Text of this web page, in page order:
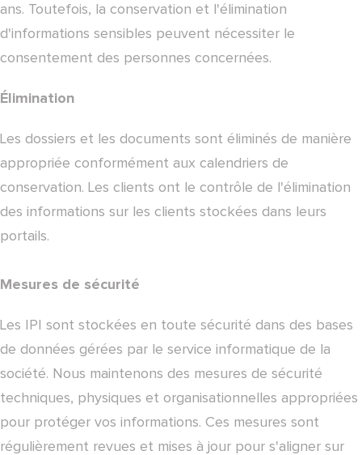
ans. Toutefois, la conservation et l'élimination
d'informations sensibles peuvent nécessiter le
consentement des personnes concernées.
Élimination
Les dossiers et les documents sont éliminés de manière
appropriée conformément aux calendriers de
conservation. Les clients ont le contrôle de l'élimination
des informations sur les clients stockées dans leurs
portails.
Mesures de sécurité
Les IPI sont stockées en toute sécurité dans des bases
de données gérées par le service informatique de la
société. Nous maintenons des mesures de sécurité
techniques, physiques et organisationnelles appropriées
pour protéger vos informations. Ces mesures sont
régulièrement revues et mises à jour pour s'aligner sur